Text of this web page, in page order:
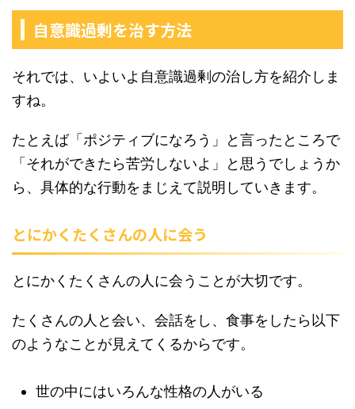
自意識過剰を治す方法
それでは、いよいよ自意識過剰の治し方を紹介しま
すね。
たとえば「ポジティブになろう」と言ったところで
「それができたら苦労しないよ」と思うでしょうか
ら、具体的な行動をまじえて説明していきます。
とにかくたくさんの人に会う
とにかくたくさんの人に会うことが大切です。
たくさんの人と会い、会話をし、食事をしたら以下
のようなことが見えてくるからです。
世の中にはいろんな性格の人がいる